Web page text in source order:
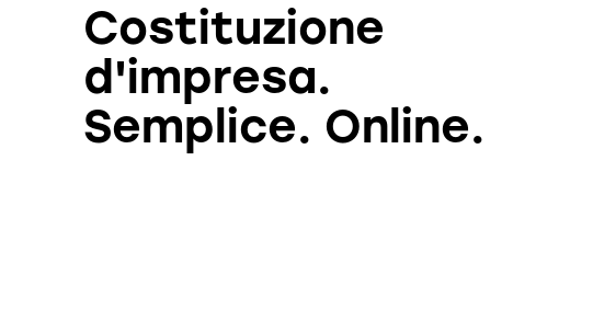
Costituzione
d'impresa.
Semplice. Online.